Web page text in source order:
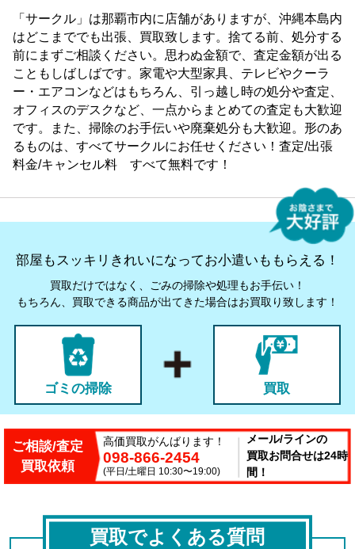
「サークル」は那覇市内に店舗がありますが、沖縄本島内
はどこまででも出張、買取致します。捨てる前、処分する
前にまずご相談ください。思わぬ金額で、査定金額が出る
こともしばしばです。家電や大型家具、テレビやクーラ
ー・エアコンなどはもちろん、引っ越し時の処分や査定、
オフィスのデスクなど、一点からまとめての査定も大歓迎
です。また、掃除のお手伝いや廃棄処分も大歓迎。形のあ
るものは、すべてサークルにお任せください！査定/出張
料金/キャンセル料 すべて無料です！
部屋もスッキリきれいになってお小遣いももらえる！
買取だけではなく、ごみの掃除や処理もお手伝い！
もちろん、買取できる商品が出てきた場合はお買取り致します！
ゴミの掃除 買取
ご相談/査定
買取依頼
高価買取がんばります！
098-866-2454
(平日/土曜日 10:30〜19:00)
メール/ラインの
買取お問合せは24時
間！
買取でよくある質問